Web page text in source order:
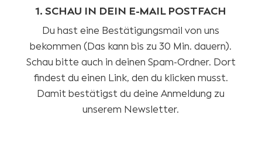
1. SCHAU IN DEIN E-MAIL POSTFACH
Du hast eine Bestätigungsmail von uns
bekommen (Das kann bis zu 30 Min. dauern).
Schau bitte auch in deinen Spam-Ordner. Dort
findest du einen Link, den du klicken musst.
Damit bestätigst du deine Anmeldung zu
unserem Newsletter.